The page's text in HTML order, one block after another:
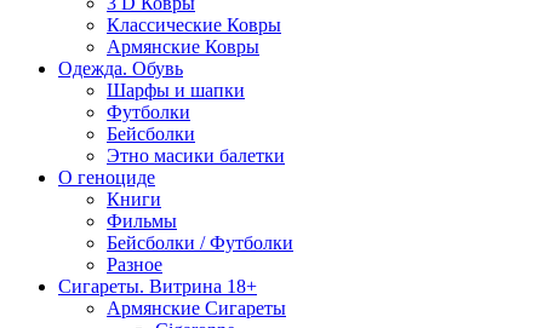
Классические Ковры
Армянские Ковры
Одежда. Обувь
Шарфы и шапки
Футболки
Бейсболки
Этно масики балетки
О геноциде
Книги
Фильмы
Бейсболки / Футболки
Разное
Сигареты. Витрина 18+
Армянские Сигареты